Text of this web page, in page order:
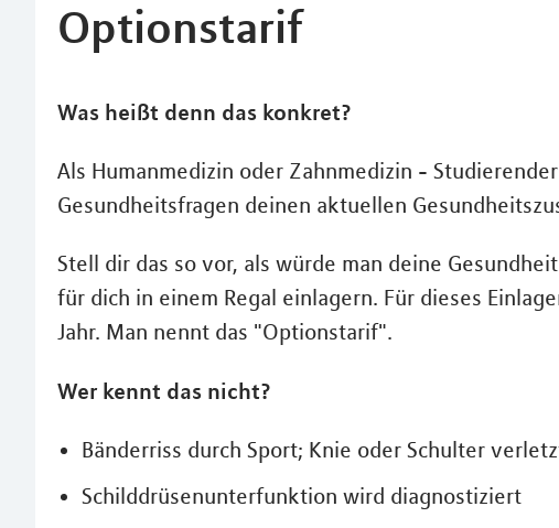
Optionstarif
Was heißt denn das konkret?
Als Humanmedizin oder Zahnmedizin -
Gesundheitsfragen deinen aktuellen
Stell dir das so vor, als würde man deine
für dich in einem Regal einlagern. Für dieses
Jahr. Man nennt das "Optionstarif".
Wer kennt das nicht?
Bänderriss durch Sport; Knie oder Schulter
Schilddrüsenunterfunktion wird diagnostiziert